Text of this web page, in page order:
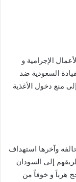
الإجرامية و
السعودية ضد
منع دخول الأغذية
وآخرها استهداف
في طريقهم إلى السودان
هرباً و خوفاً من